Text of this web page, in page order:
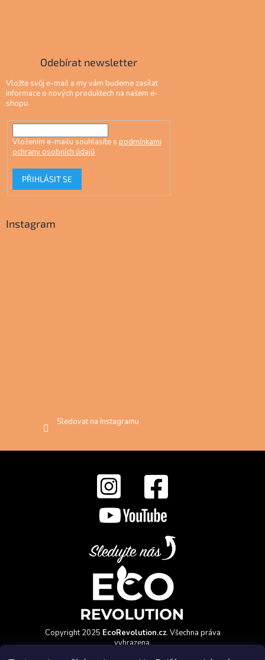
Odebírat newsletter
Vložte svůj e-mail a my vám budeme zasílat
informace o nových produktech na našem e-
shopu.
Vložením e-mailu souhlasíte s podmínkami
ochrany osobních údajů
PŘIHLÁSIT SE
Instagram
Sledovat na Instagramu
Copyright 2025 EcoRevolution.cz. Všechna práva
vyhrazena.